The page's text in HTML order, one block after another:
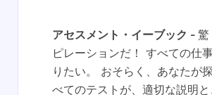
アセスメント・イーブック
驚
ピレーションだ！ すべての仕
りたい。 おそらく、あなたが
べてのテストが、適切な説明